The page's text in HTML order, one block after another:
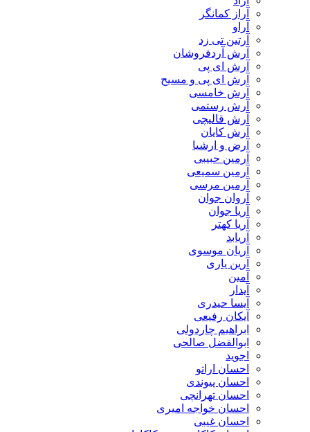
آراز کمانگر
آرتین تی زد
آرش آردفروشان
آرش ای پی
آرش ای پی و مسیح
آرش خامسی
آرش رستمی
آرش قالیچی
آرش کایان
​آرض و ارشیا
آرمین حبیبی
آرمین سمیعی
آرمین مرسی
آروان جوان
آریا جوان
آریا کهتر
آریان موسوی
آرین یاری
آیسا حیدری
آیکان رفیعی
ابراهیم چاردولی
ابوالفضل صالحی
احسان اراتو
احسان پیوندی
احسان تهرانچی
احسان خواجه امیری
احسان غیبی